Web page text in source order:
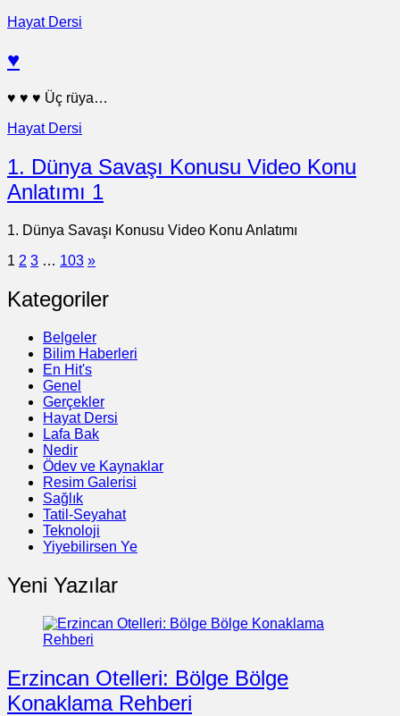
Hayat Dersi
♥
♥ ♥ ♥ Üç rüya…
Hayat Dersi
1. Dünya Savaşı Konusu Video Konu
Anlatımı 1
1. Dünya Savaşı Konusu Video Konu Anlatımı
1 2 3 … 103 »
Kategoriler
Belgeler
Bilim Haberleri
En Hit's
Genel
Gerçekler
Hayat Dersi
Lafa Bak
Nedir
Ödev ve Kaynaklar
Resim Galerisi
Sağlık
Tatil-Seyahat
Teknoloji
Yiyebilirsen Ye
Yeni Yazılar
Erzincan Otelleri: Bölge Bölge
Konaklama Rehberi